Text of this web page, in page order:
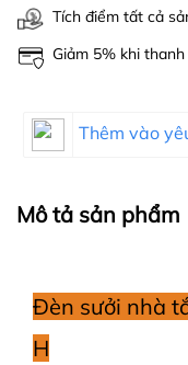
Tích điểm tất cả
Giảm 5% khi
Thêm vào
Mô tả sản phẩm
Đèn sưởi nhà
H